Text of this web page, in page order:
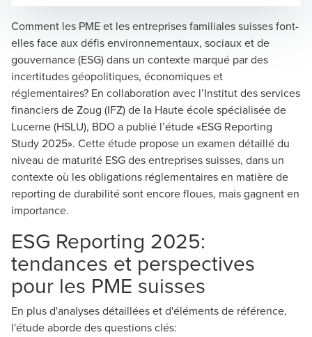
Comment les PME et les entreprises familiales suisses font-
elles face aux défis environnementaux, sociaux et de
gouvernance (ESG) dans un contexte marqué par des
incertitudes géopolitiques, économiques et
réglementaires? En collaboration avec l’Institut des services
financiers de Zoug (IFZ) de la Haute école spécialisée de
Lucerne (HSLU), BDO a publié l’étude «ESG Reporting
Study 2025». Cette étude propose un examen détaillé du
niveau de maturité ESG des entreprises suisses, dans un
contexte où les obligations réglementaires en matière de
reporting de durabilité sont encore floues, mais gagnent en
importance.
ESG Reporting 2025:
tendances et perspectives
pour les PME suisses
En plus d'analyses détaillées et d'éléments de référence,
l'étude aborde des questions clés:
Zoé Imhof
Lead Sustainability Services Suisse romande, Experte-
comptable diplômée, Genève